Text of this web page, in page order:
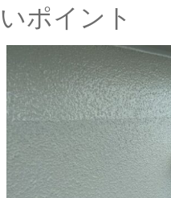
いポイント